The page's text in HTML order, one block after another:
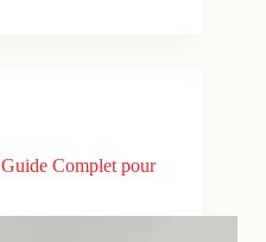
Complet pour